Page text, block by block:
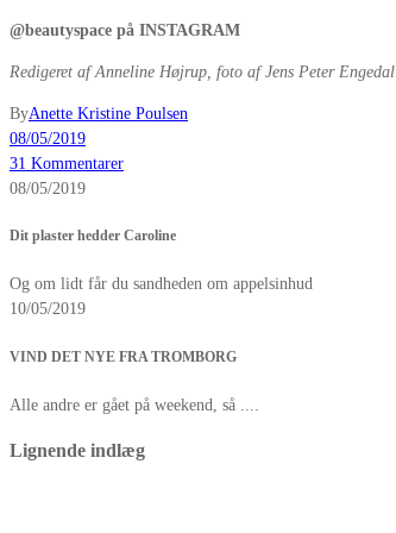
@beautyspace på INSTAGRAM
Redigeret af Anneline Højrup, foto af Jens Peter Engedal
ByAnette Kristine Poulsen
08/05/2019
31 Kommentarer
08/05/2019
Dit plaster hedder Caroline
Og om lidt får du sandheden om appelsinhud
10/05/2019
VIND DET NYE FRA TROMBORG
Alle andre er gået på weekend, så ....
Lignende indlæg